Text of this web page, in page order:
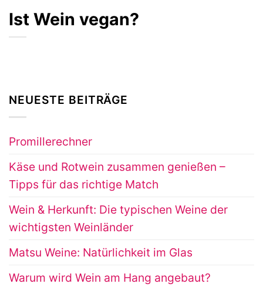
Ist Wein vegan?
NEUESTE BEITRÄGE
Promillerechner
Käse und Rotwein zusammen genießen –
Tipps für das richtige Match
Wein & Herkunft: Die typischen Weine der
wichtigsten Weinländer
Matsu Weine: Natürlichkeit im Glas
Warum wird Wein am Hang angebaut?